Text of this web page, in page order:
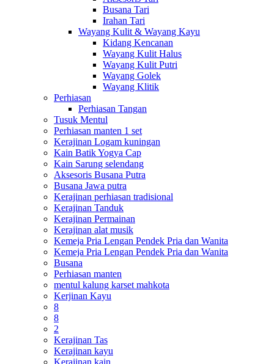
Busana Tari
Irahan Tari
Wayang Kulit & Wayang Kayu
Kidang Kencanan
Wayang Kulit Halus
Wayang Kulit Putri
Wayang Golek
Wayang Klitik
Perhiasan
Perhiasan Tangan
Tusuk Mentul
Perhiasan manten 1 set
Kerajinan Logam kuningan
Kain Batik Yogya Cap
Kain Sarung selendang
Aksesoris Busana Putra
Busana Jawa putra
Kerajinan perhiasan tradisional
Kerajinan Tanduk
Kerajinan Permainan
Kerajinan alat musik
Kemeja Pria Lengan Pendek Pria dan Wanita
Kemeja Pria Lengan Pendek Pria dan Wanita
Busana
Perhiasan manten
mentul kalung karset mahkota
Kerjinan Kayu
8
8
2
Kerajinan Tas
Kerajinan kayu
Kerajinan kain